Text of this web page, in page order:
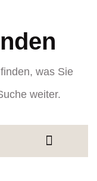
was Sie
weiter.